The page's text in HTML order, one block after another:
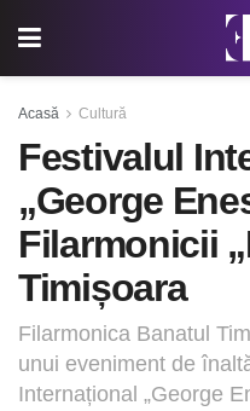
Acasă Cultură
Festivalul
„George
Filarmonicii
Timișoara
Filarmonica Banatul
unui eveniment de
Internațional „George